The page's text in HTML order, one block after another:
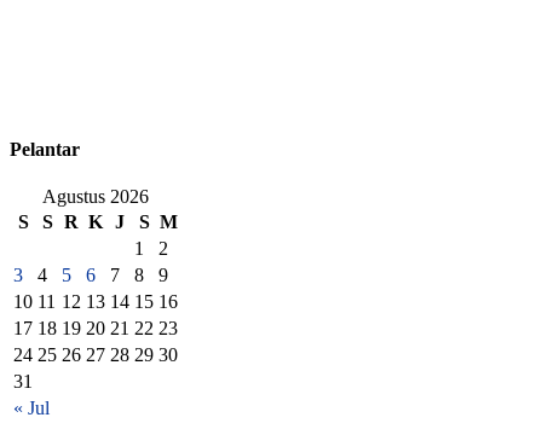
Pelantar
Agustus 2026
S
S R K J S M
« Jul
1
2
3
4 5 6 7 8
9
10 11 12 13 14 15 16
17 18 19 20 21 22 23
24 25 26 27 28 29 30
31